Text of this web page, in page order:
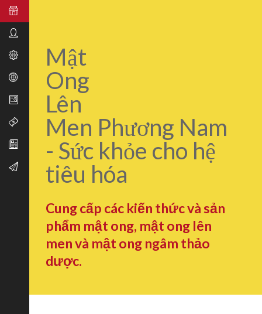
Mật
Ong
Lên
Men Phương Nam
- Sức khỏe cho hệ
tiêu hóa
Cung cấp các kiến thức và sản
phẩm mật ong, mật ong lên
men và mật ong ngâm thảo
dược.